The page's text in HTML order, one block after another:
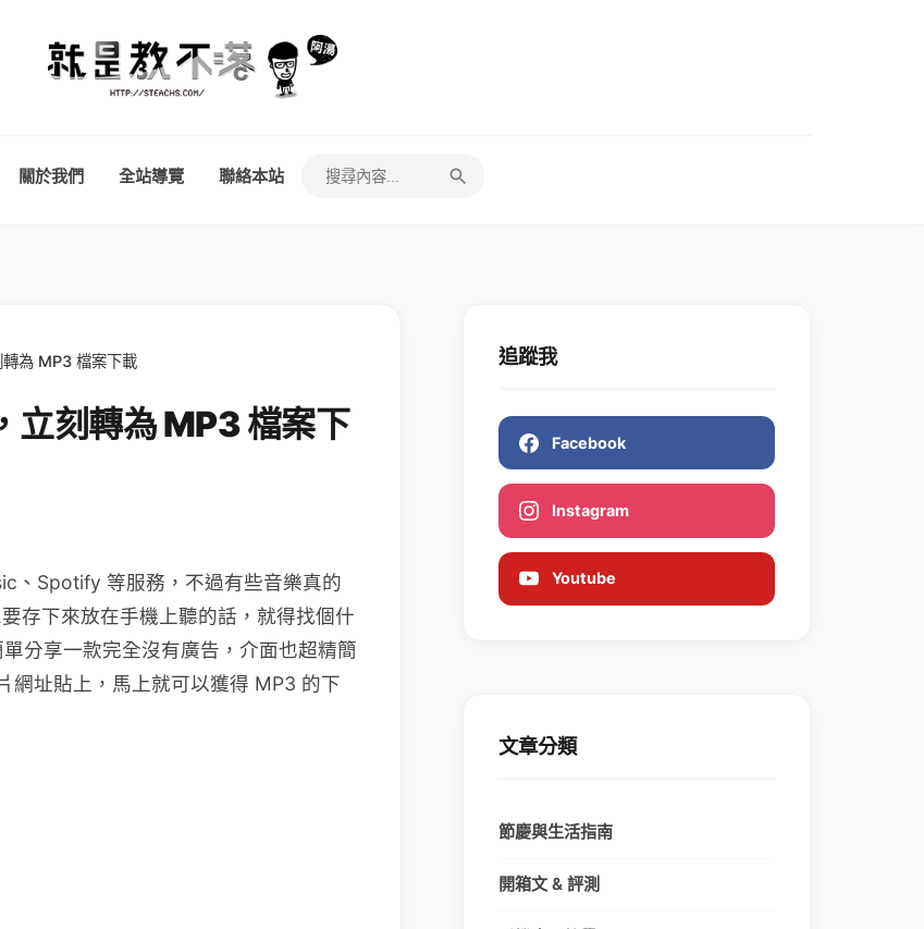
關於我們 全站導覽 聯絡本站
為 MP3 檔案下載
立刻轉為 MP3 檔案下
、Spotify 等服務，不過有些音樂真的
存下來放在手機上聽的話，就得找個什
分享一款完全沒有廣告，介面也超精簡
網址貼上，馬上就可以獲得 MP3 的下
追蹤我
Facebook
Instagram
Youtube
文章分類
節慶與生活指南
開箱文 & 評測